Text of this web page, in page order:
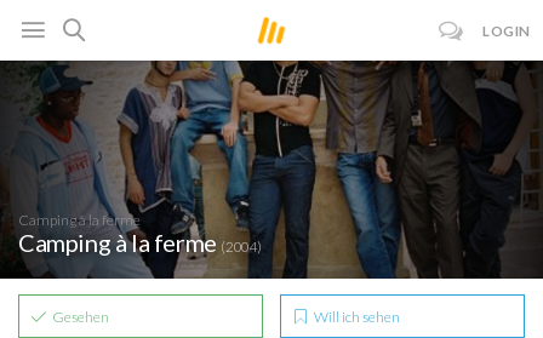
LOGIN
Camping à la ferme
Camping à la ferme (2004)
Gesehen Will ich sehen